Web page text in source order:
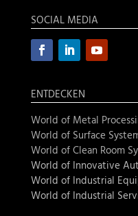
SOCIAL MEDIA
ENTDECKEN
World of Metal
World of Surface
World of Clean Room
World of Innovative
World of Industrial
World of Industrial